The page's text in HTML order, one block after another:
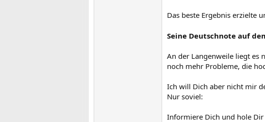
Das beste Ergebnis erzielte
Seine Deutschnote auf
An der Langenweile liegt es
noch mehr Probleme, die
Ich will Dich aber nicht mir
Nur soviel:
Informiere Dich und hole Dir